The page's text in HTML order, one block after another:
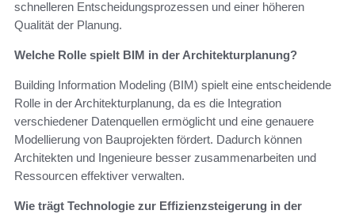
schnelleren Entscheidungsprozessen und einer höheren
Qualität der Planung.
Welche Rolle spielt BIM in der Architekturplanung?
Building Information Modeling (BIM) spielt eine entscheidende
Rolle in der Architekturplanung, da es die Integration
verschiedener Datenquellen ermöglicht und eine genauere
Modellierung von Bauprojekten fördert. Dadurch können
Architekten und Ingenieure besser zusammenarbeiten und
Ressourcen effektiver verwalten.
Wie trägt Technologie zur Effizienzsteigerung in der